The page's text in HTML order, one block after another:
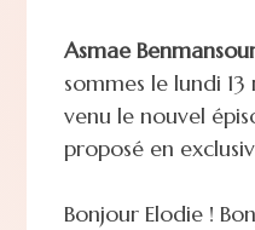
Asmae
sommes le lundi
venu le nouvel
proposé en
Bonjour Elodie !